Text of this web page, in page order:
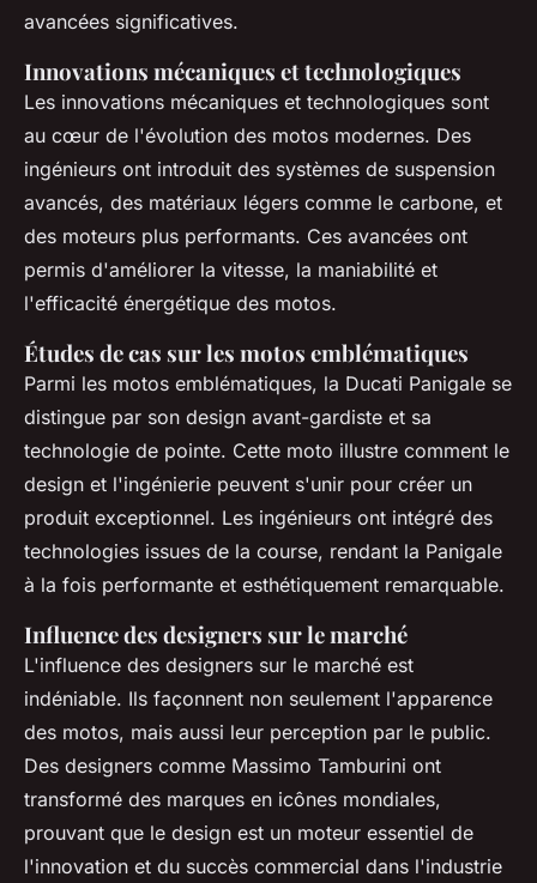
avancées significatives.
Innovations mécaniques et technologiques
Les innovations mécaniques et technologiques sont
au cœur de l'évolution des motos modernes. Des
ingénieurs ont introduit des systèmes de suspension
avancés, des matériaux légers comme le carbone, et
des moteurs plus performants. Ces avancées ont
permis d'améliorer la vitesse, la maniabilité et
l'efficacité énergétique des motos.
Études de cas sur les motos emblématiques
Parmi les motos emblématiques, la Ducati Panigale se
distingue par son design avant-gardiste et sa
technologie de pointe. Cette moto illustre comment le
design et l'ingénierie peuvent s'unir pour créer un
produit exceptionnel. Les ingénieurs ont intégré des
technologies issues de la course, rendant la Panigale
à la fois performante et esthétiquement remarquable.
Influence des designers sur le marché
L'influence des designers sur le marché est
indéniable. Ils façonnent non seulement l'apparence
des motos, mais aussi leur perception par le public.
Des designers comme Massimo Tamburini ont
transformé des marques en icônes mondiales,
prouvant que le design est un moteur essentiel de
l'innovation et du succès commercial dans l'industrie